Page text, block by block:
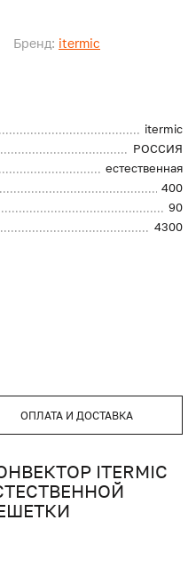
Бренд: itermic
itermic
РОССИЯ
естественная
400
90
4300
ОПЛАТА И ДОСТАВКА
ITERMIC